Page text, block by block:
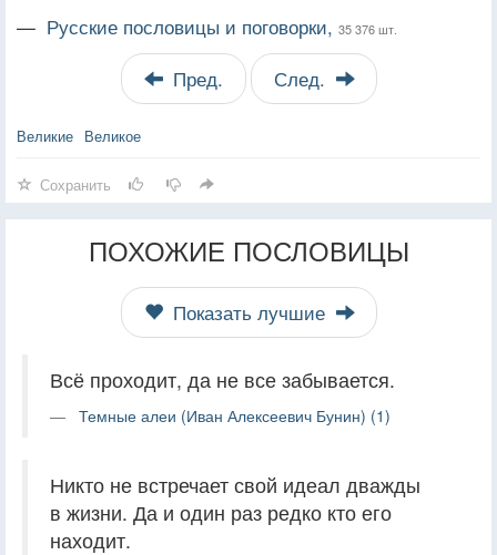
— Русские пословицы и поговорки, 35 376 шт.
Пред. След.
Великие Великое
Сохранить
ПОХОЖИЕ ПОСЛОВИЦЫ
Показать лучшие
Всё проходит, да не все забывается.
Темные алеи (Иван Алексеевич Бунин) (1)
Никто не встречает свой идеал дважды
в жизни. Да и один раз редко кто его
находит.